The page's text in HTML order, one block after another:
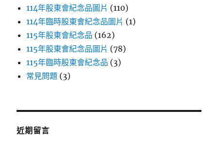
114年股東會紀念品圖片 (110)
114年臨時股東會紀念品圖片 (1)
115年股東會紀念品 (162)
115年股東會紀念品圖片 (78)
115年臨時股東會紀念品 (3)
常見問題 (3)
近期留言